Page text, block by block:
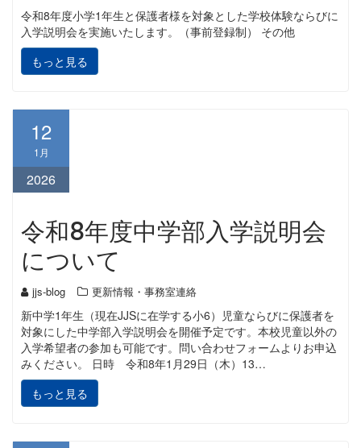
令和8年度小学1年生と保護者様を対象とした学校体験ならびに
入学説明会を実施いたします。（事前登録制） その他
もっと見る
12
1月
2026
令和8年度中学部入学説明会
について
jjs-blog 更新情報・事務室連絡
新中学1年生（現在JJSに在学する小6）児童ならびに保護者を
対象にした中学部入学説明会を開催予定です。本校児童以外の
入学希望者の参加も可能です。問い合わせフォームよりお申込
みください。 日時 令和8年1月29日（木）13…
もっと見る